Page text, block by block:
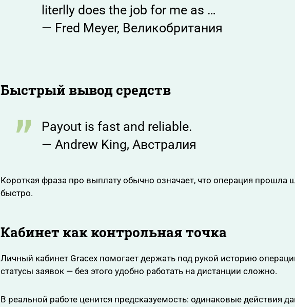
literlly does the job for me as …
— Fred Meyer, Великобритания
Быстрый вывод средств
Payout is fast and reliable.
— Andrew King, Австралия
Короткая фраза про выплату обычно означает, что операция прошла
быстро.
Кабинет как контрольная точка
Личный кабинет Gracex помогает держать под рукой историю
статусы заявок — без этого удобно работать на дистанции сложно.
В реальной работе ценится предсказуемость: одинаковые действия